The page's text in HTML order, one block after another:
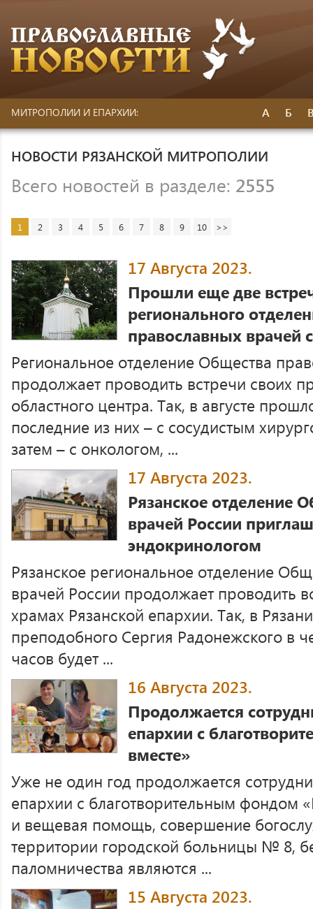
МИТРОПОЛИИ И ЕПАРХИИ: А Б
НОВОСТИ РЯЗАНСКОЙ МИТРОПОЛИИ
Всего новостей в разделе: 2555
1 2 3 4 5 6 7 8 9 10 >>
17 Августа 2023.
Прошли еще две
регионального
православных врачей
Региональное отделение Общества
продолжает проводить встречи своих
областного центра. Так, в августе
последние из них – с сосудистым
затем – с онкологом, ...
17 Августа 2023.
Рязанское отделение
врачей России
эндокринологом
Рязанское региональное отделение
врачей России продолжает проводить
храмах Рязанской епархии. Так, в
преподобного Сергия Радонежского в
часов будет ...
16 Августа 2023.
Продолжается
епархии с
вместе»
Уже не один год продолжается
епархии с благотворительным фондом
и вещевая помощь, совершение
территории городской больницы № 8,
паломничества являются ...
15 Августа 2023.